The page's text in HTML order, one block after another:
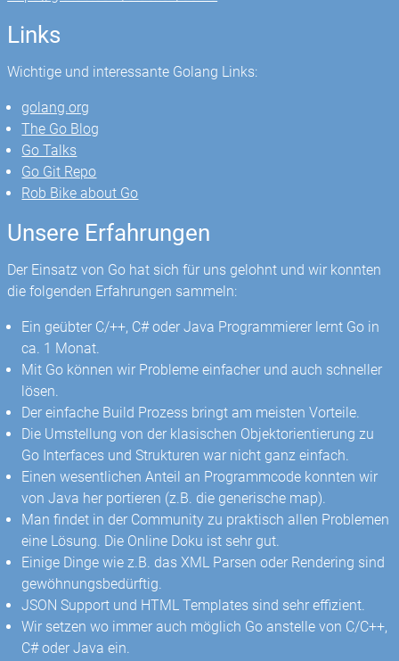
Links
Wichtige und interessante Golang Links:
golang.org
The Go Blog
Go Talks
Go Git Repo
Rob Bike about Go
Unsere Erfahrungen
Der Einsatz von Go hat sich für uns gelohnt und wir konnten
die folgenden Erfahrungen sammeln:
Ein geübter C/++, C# oder Java Programmierer lernt Go in
ca. 1 Monat.
Mit Go können wir Probleme einfacher und auch schneller
lösen.
Der einfache Build Prozess bringt am meisten Vorteile.
Die Umstellung von der klasischen Objektorientierung zu
Go Interfaces und Strukturen war nicht ganz einfach.
Einen wesentlichen Anteil an Programmcode konnten wir
von Java her portieren (z.B. die generische map).
Man findet in der Community zu praktisch allen Problemen
eine Lösung. Die Online Doku ist sehr gut.
Einige Dinge wie z.B. das XML Parsen oder Rendering sind
gewöhnungsbedürftig.
JSON Support und HTML Templates sind sehr effizient.
Wir setzen wo immer auch möglich Go anstelle von C/C++,
C# oder Java ein.